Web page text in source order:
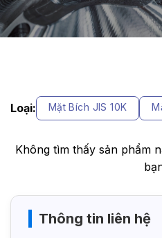
Loại: Mặt Bích JIS 10K
Không tìm thấy sản phẩm
Thông tin liên hệ